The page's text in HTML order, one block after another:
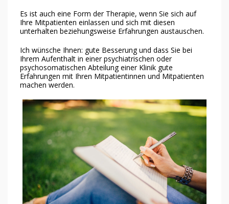
Es ist auch eine Form der Therapie, wenn Sie sich auf
Ihre Mitpatienten einlassen und sich mit diesen
unterhalten beziehungsweise Erfahrungen austauschen.
Ich wünsche Ihnen: gute Besserung und dass Sie bei
Ihrem Aufenthalt in einer psychiatrischen oder
psychosomatischen Abteilung einer Klinik gute
Erfahrungen mit Ihren Mitpatientinnen und Mitpatienten
machen werden.